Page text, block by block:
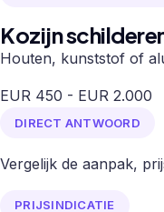
Kozijn
Houten, kunststof of
EUR 450 - EUR 2.000
DIRECT ANTWOORD
Vergelijk de aanpak,
PRIJSINDICATIE